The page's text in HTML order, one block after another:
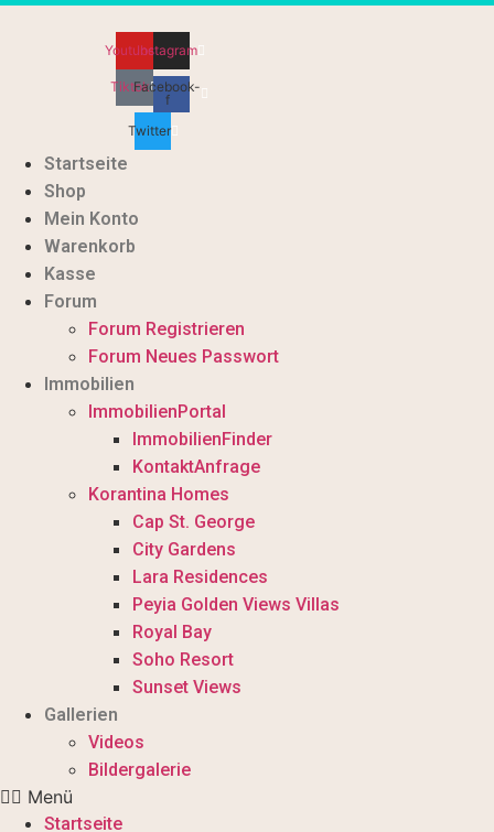
Zum
YoutubeInstagram
TiktokFacebook-
f
Twitter
Startseite
Shop
Mein Konto
Warenkorb
Kasse
Forum
Forum Registrieren
Forum Neues Passwort
Immobilien
ImmobilienPortal
ImmobilienFinder
KontaktAnfrage
Korantina Homes
Cap St. George
City Gardens
Lara Residences
Peyia Golden Views Villas
Royal Bay
Soho Resort
Sunset Views
Gallerien
Videos
Bildergalerie
Menü
Startseite